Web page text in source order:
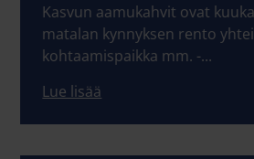
Kasvun aamukahvit ovat
matalan kynnyksen rento
kohtaamispaikka mm. -...
Lue lisää